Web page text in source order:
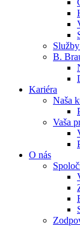
Produktový
Objavte
Dialyzačné
B. Braun
Kontakt
Zostaňte v
B.
Kariéra
Naša
Vaša
O nás